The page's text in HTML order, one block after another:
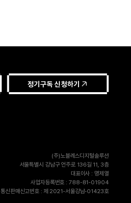
정기구독 신청하기
(주)노블레스디지털솔루션
서울특별시 강남구 언주로 136길 11, 3층
대표이사 : 명제열
사업자등록번호 : 788-81-01904
통신판매신고번호 : 제 2021-서울강남-01423호